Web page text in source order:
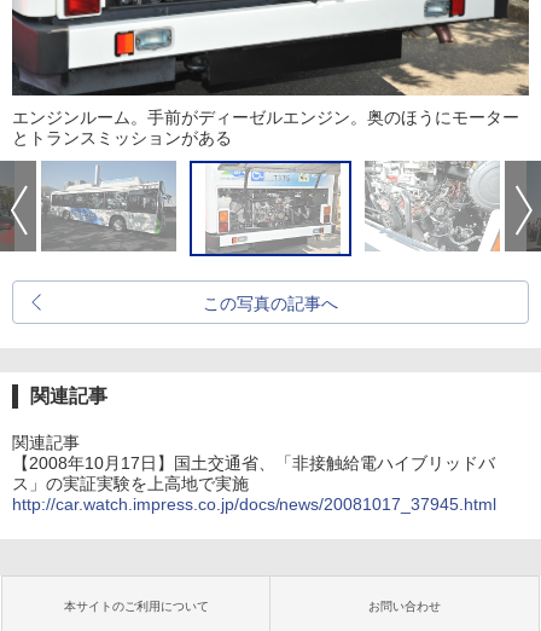
エンジンルーム。手前がディーゼルエンジン。奥のほうにモーター
とトランスミッションがある
この写真の記事へ
関連記事
関連記事
【2008年10月17日】国土交通省、「非接触給電ハイブリッドバ
ス」の実証実験を上高地で実施
http://car.watch.impress.co.jp/docs/news/20081017_37945.html
本サイトのご利用について お問い合わせ